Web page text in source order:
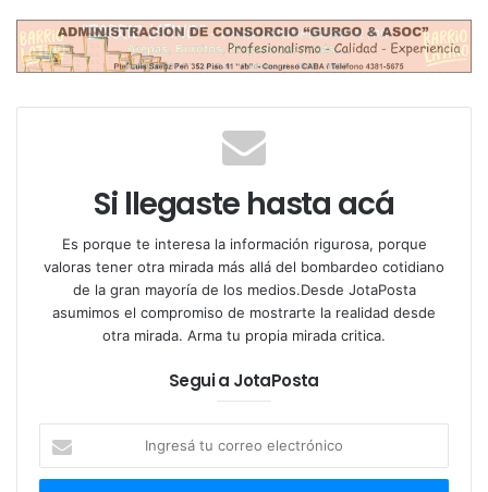
Si llegaste hasta acá
Es porque te interesa la información rigurosa, porque
valoras tener otra mirada más allá del bombardeo cotidiano
de la gran mayoría de los medios.Desde JotaPosta
asumimos el compromiso de mostrarte la realidad desde
otra mirada. Arma tu propia mirada critica.
Segui a JotaPosta
correo